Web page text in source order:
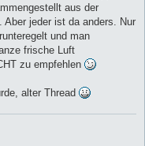
aus der
Aber jeder ist da anders. Nur
und man
frische Luft
zu empfehlen
alter Thread